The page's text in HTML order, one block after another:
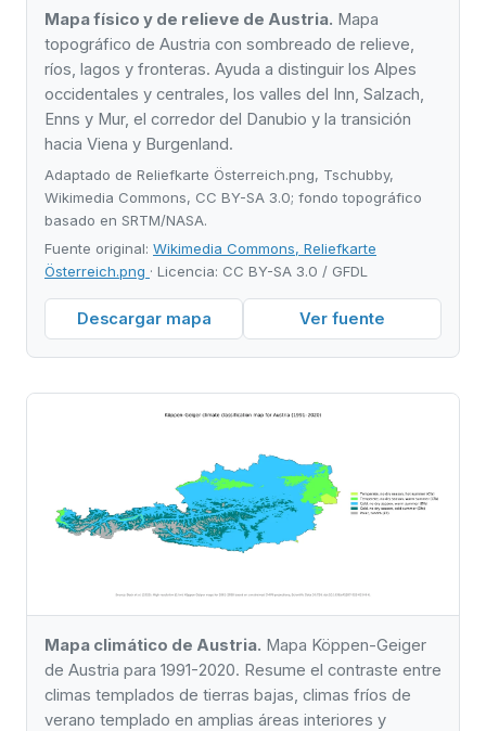
Mapa físico y de relieve de Austria. Mapa
topográfico de Austria con sombreado de relieve,
ríos, lagos y fronteras. Ayuda a distinguir los Alpes
occidentales y centrales, los valles del Inn, Salzach,
Enns y Mur, el corredor del Danubio y la transición
hacia Viena y Burgenland.
Adaptado de Reliefkarte Österreich.png, Tschubby,
Wikimedia Commons, CC BY-SA 3.0; fondo topográfico
basado en SRTM/NASA.
Fuente original: Wikimedia Commons, Reliefkarte
Österreich.png · Licencia: CC BY-SA 3.0 / GFDL
Descargar mapa Ver fuente
Mapa climático de Austria. Mapa Köppen-Geiger
de Austria para 1991-2020. Resume el contraste entre
climas templados de tierras bajas, climas fríos de
verano templado en amplias áreas interiores y